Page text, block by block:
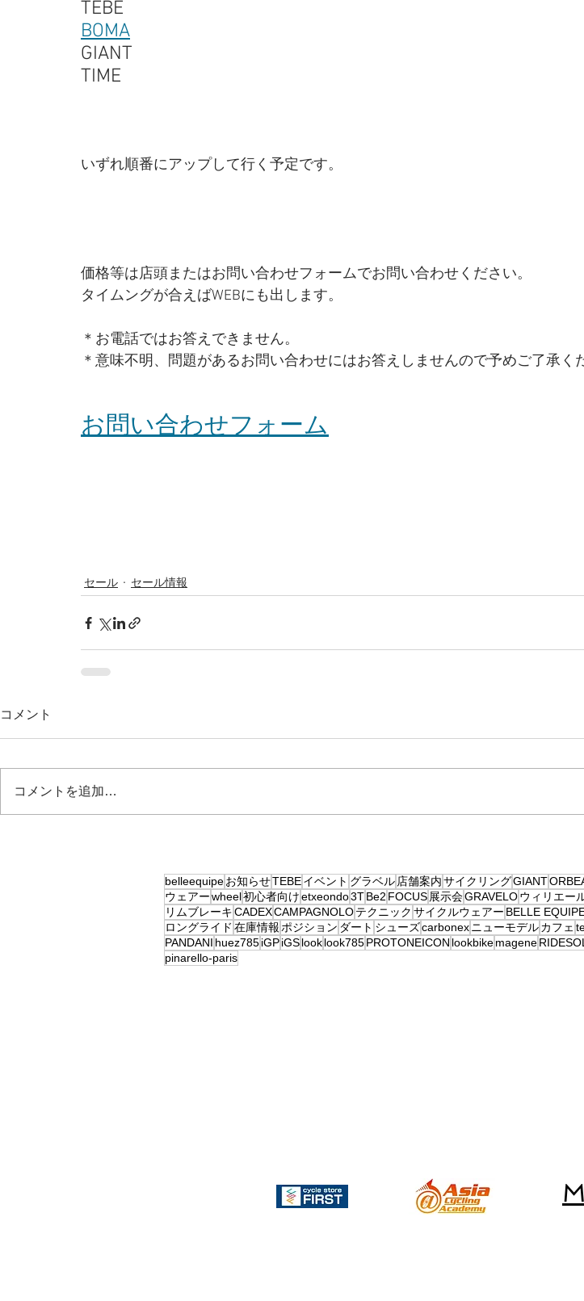
TEBE
BOMA
GIANT
TIME
いずれ順番にアップして行く予定です。
価格等は店頭またはお問い合わせフォームでお問い合わせください。
タイムングが合えばWEBにも出します。
＊お電話ではお答えできません。
＊意味不明、問題があるお問い合わせにはお答えしませんので予めご了承く
お問い合わせフォーム
セール セール情報
コメント
コメントを追加…
belleequipeお知らせTEBEイベント グラベル 店舗案内サイクリングGIANT
ウェアーwheel初心者向けetxeondo3TBe2 FOCUS 展示会GRAVELOウィリエー
リムブレーキCADEXCAMPAGNOLOテクニック サイクルウェアー BELLE
ロングライド 在庫情報 ポジション ダート シューズcarbonexニューモデルカフェ
PANDANI huez785iGPiGSlooklook785PROTONEICON lookbikemagene
pinarello-paris